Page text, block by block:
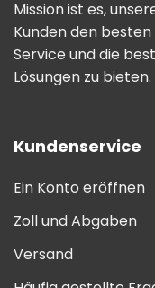
Mission ist es,
Kunden den besten
Service und die
Lösungen zu bieten.
Kundenservice
Ein Konto eröffnen
Zoll und Abgaben
Versand